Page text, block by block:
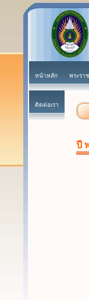
หน้าหลัก พระร
ติดต่อเรา
ปี